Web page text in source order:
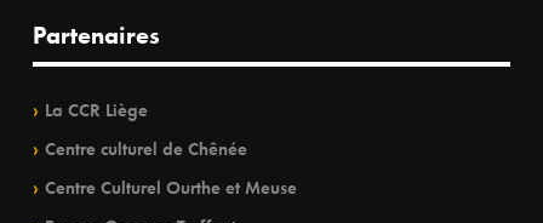
Partenaires
La CCR Liège
Centre culturel de Chênée
Centre Culturel Ourthe et Meuse